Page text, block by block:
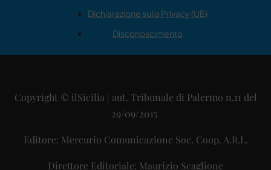
Dichiarazione sulla Privacy (UE)
Disconoscimento
Copyright © ilSicilia | aut. Tribunale di Palermo n.11 del
29/09/2015
Editore: Mercurio Comunicazione Soc. Coop. A.R.L.
Direttore Editoriale: Maurizio Scaglione